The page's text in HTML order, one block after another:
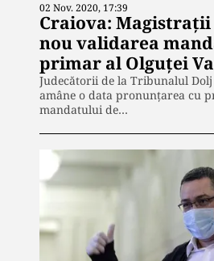
02 Nov. 2020, 17:39
Craiova:
nou validarea
primar al Olguței
Judecătorii de la Tribunalul
amâne o data pronunțarea cu
mandatului de…